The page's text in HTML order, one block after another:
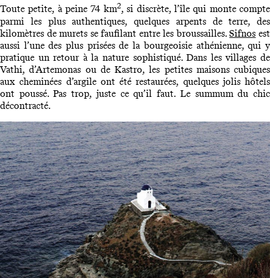
Toute petite, à peine 74 km2, si discrète, l’île qui monte compte
parmi les plus authentiques, quelques arpents de terre, des
kilomètres de murets se faufilant entre les broussailles.Sifnos est
aussi l’une des plus prisées de la bourgeoisie athénienne, qui y
pratique un retour à la nature sophistiqué. Dans les villages de
Vathi, d’Artemonas ou de Kastro, les petites maisons cubiques
aux cheminées d’argile ont été restaurées, quelques jolis hôtels
ont poussé. Pas trop, juste ce qu’il faut. Le summum du chic
décontracté.